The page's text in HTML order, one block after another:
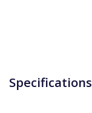
Specifications